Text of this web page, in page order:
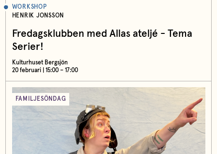
WORKSHOP
HENRIK JONSSON
Fredagsklubben med Allas ateljé - Tema
Serier!
Kulturhuset Bergsjön
20 februari | 15:00 – 17:00
FAMILJESÖNDAG